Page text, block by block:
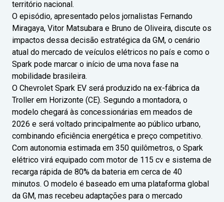
território nacional.
O episódio, apresentado pelos jornalistas Fernando
Miragaya, Vitor Matsubara e Bruno de Oliveira, discute os
impactos dessa decisão estratégica da GM, o cenário
atual do mercado de veículos elétricos no país e como o
Spark pode marcar o início de uma nova fase na
mobilidade brasileira.
O Chevrolet Spark EV será produzido na ex-fábrica da
Troller em Horizonte (CE). Segundo a montadora, o
modelo chegará às concessionárias em meados de
2026 e será voltado principalmente ao público urbano,
combinando eficiência energética e preço competitivo.
Com autonomia estimada em 350 quilômetros, o Spark
elétrico virá equipado com motor de 115 cv e sistema de
recarga rápida de 80% da bateria em cerca de 40
minutos. O modelo é baseado em uma plataforma global
da GM, mas recebeu adaptações para o mercado